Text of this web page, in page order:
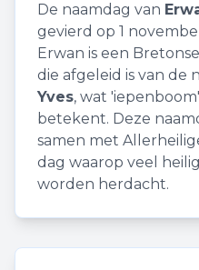
De naamdag van
gevierd op 1
Erwan is een
die afgeleid is van de
Yves, wat 'iepenboom'
betekent. Deze
samen met
dag waarop veel
worden herdacht.